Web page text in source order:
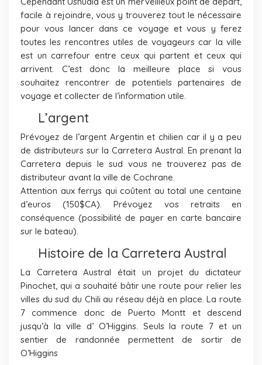
facile à rejoindre, vous y trouverez tout le nécessaire
pour vous lancer dans ce voyage et vous y ferez
toutes les rencontres utiles de voyageurs car la ville
est un carrefour entre ceux qui partent et ceux qui
arrivent. C’est donc la meilleure place si vous
souhaitez rencontrer de potentiels partenaires de
voyage et collecter de l’information utile.
L’argent
Prévoyez de l’argent Argentin et chilien car il y a peu
de distributeurs sur la Carretera Austral. En prenant la
Carretera depuis le sud vous ne trouverez pas de
distributeur avant la ville de Cochrane.
Attention aux ferrys qui coûtent au total une centaine
d’euros (150$CA). Prévoyez vos retraits en
conséquence (possibilité de payer en carte bancaire
sur le bateau).
Histoire de la Carretera Austral
La Carretera Austral était un projet du dictateur
Pinochet, qui a souhaité bâtir une route pour relier les
villes du sud du Chili au réseau déjà en place. La route
7 commence donc de Puerto Montt et descend
jusqu’à la ville d’ O’Higgins. Seuls la route 7 et un
sentier de randonnée permettent de sortir de
O’Higgins